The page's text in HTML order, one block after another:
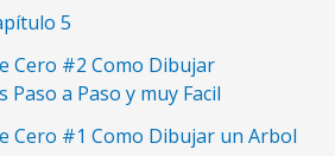
5
Cero #2 Como Dibujar
a Paso y muy Facil
Cero #1 Como Dibujar un Arbol